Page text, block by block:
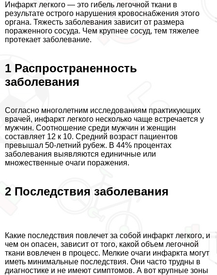
Инфаркт легкого — это гибель легочной ткани в
результате острого нарушения кровоснабжения этого
органа. Тяжесть заболевания зависит от размера
пораженного сосуда. Чем крупнее сосуд, тем тяжелее
протекает заболевание.
1 Распространенность
заболевания
Согласно многолетним исследованиям пpaктикующих
врачей, инфаркт легкого несколько чаще встречается у
мужчин. Соотношение среди мужчин и женщин
составляет 12 к 10. Средний возраст пациентов
превышал 50-летний рубеж. В 44% процентах
заболевания выявляются единичные или
множественные очаги поражения.
2 Последствия заболевания
Какие последствия повлечет за собой инфаркт легкого, и
чем он опасен, зависит от того, какой объем легочной
ткани вовлечен в процесс. Мелкие очаги инфаркта могут
иметь минимальные последствия. Они часто трудны в
диагностике и не имеют симптомов. А вот крупные зоны